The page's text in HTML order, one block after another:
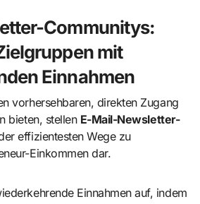
Communitys:
mit
Einnahmen
vorhersehbaren, direkten Zugang
bieten, stellen E-Mail-Newsletter-
effizientesten Wege zu
Einkommen dar.
Einnahmen auf, indem